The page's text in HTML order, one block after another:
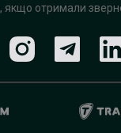
якщо отримали